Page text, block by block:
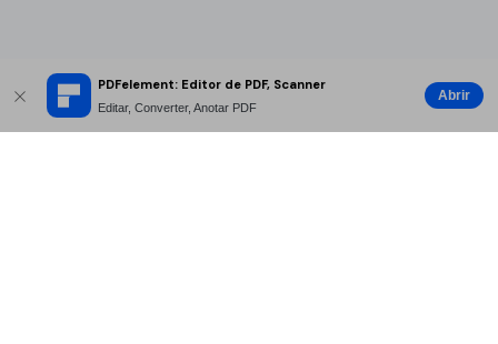
PDFelement: Editor de PDF, Scanner
Editar, Converter, Anotar PDF
Abrir